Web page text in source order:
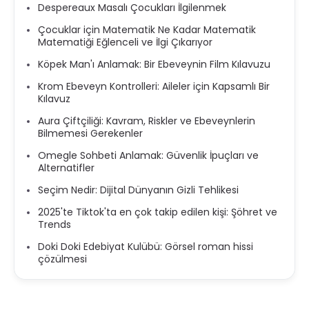
Despereaux Masalı Çocukları İlgilenmek
Çocuklar için Matematik Ne Kadar Matematik
Matematiği Eğlenceli ve İlgi Çıkarıyor
Köpek Man'ı Anlamak: Bir Ebeveynin Film Kılavuzu
Krom Ebeveyn Kontrolleri: Aileler için Kapsamlı Bir
Kılavuz
Aura Çiftçiliği: Kavram, Riskler ve Ebeveynlerin
Bilmemesi Gerekenler
Omegle Sohbeti Anlamak: Güvenlik İpuçları ve
Alternatifler
Seçim Nedir: Dijital Dünyanın Gizli Tehlikesi
2025'te Tiktok'ta en çok takip edilen kişi: Şöhret ve
Trends
Doki Doki Edebiyat Kulübü: Görsel roman hissi
çözülmesi